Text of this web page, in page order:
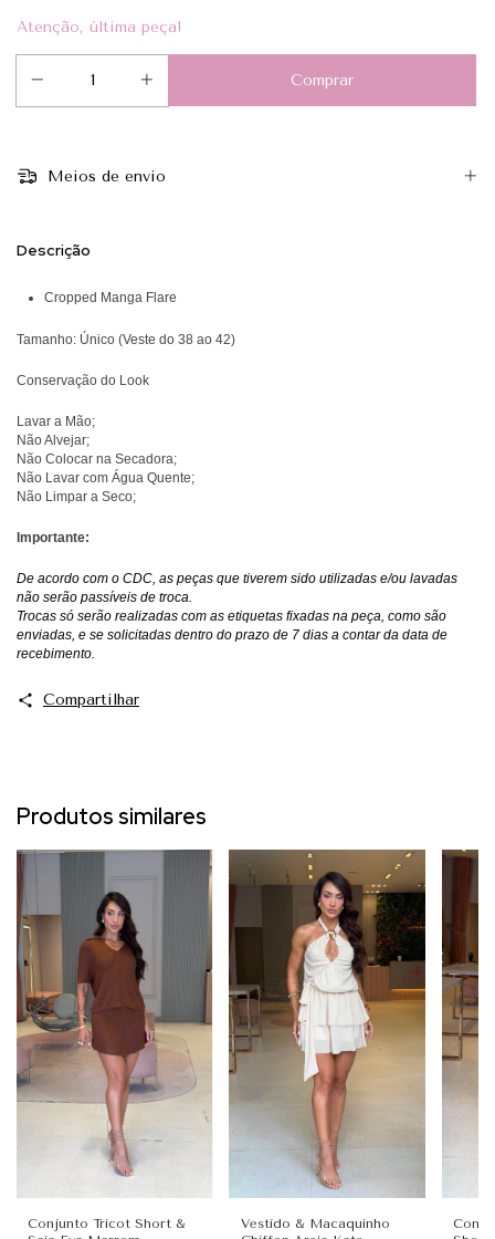
Atenção, última peça!
Meios de envio
Descrição
Cropped Manga Flare
Tamanho: Único (Veste do 38 ao 42)
Conservação do Look
Lavar a Mão;
Não Alvejar;
Não Colocar na Secadora;
Não Lavar com Água Quente;
Não Limpar a Seco;
Importante:
De acordo com o CDC, as peças que tiverem sido utilizadas e/ou lavadas
não serão passíveis de troca.
Trocas só serão realizadas com as etiquetas fixadas na peça, como são
enviadas, e se solicitadas dentro do prazo de 7 dias a contar da data de
recebimento.
Compartilhar
Produtos similares
Conjunto Tricot Short &
Vestido & Macaquinho